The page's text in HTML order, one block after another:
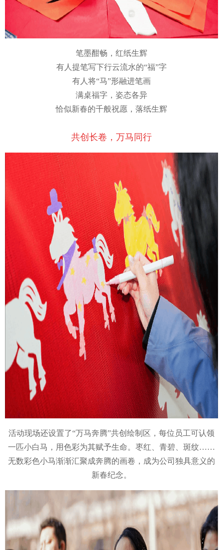
笔墨酣畅，红纸生辉
有人提笔写下行云流水的“福”字
有人将“马”形融进笔画
满桌福字，姿态各异
恰似新春的千般祝愿，落纸生辉
共创长卷，万马同行
活动现场还设置了“万马奔腾”共创绘制区，每位员工可认领
一匹小白马，用色彩为其赋予生命。枣红、青碧、斑纹……
无数彩色小马渐渐汇聚成奔腾的画卷，成为公司独具意义的
新春纪念。